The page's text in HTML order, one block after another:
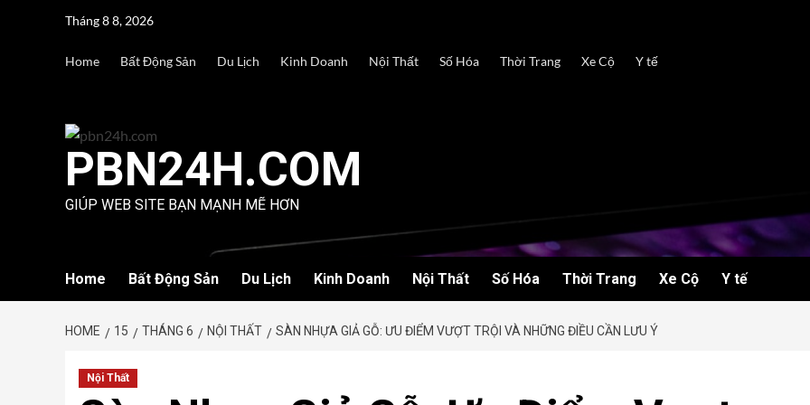
Tháng 8 8, 2026
Home Bất Động Sản Du Lịch Kinh Doanh Nội Thất Số Hóa Thời Trang Xe Cộ Y tế
PBN24H.COM
GIÚP WEB SITE BẠN MẠNH MẼ HƠN
Home Bất Động Sản Du Lịch Kinh Doanh Nội Thất Số Hóa Thời Trang Xe Cộ Y tế
HOME 15 THÁNG 6 NỘI THẤT SÀN NHỰA GIẢ GỖ: ƯU ĐIỂM VƯỢT TRỘI VÀ NHỮNG ĐIỀU CẦN LƯU Ý
Nội Thất